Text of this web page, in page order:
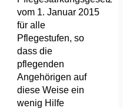
vom 1. Januar 2015
für alle
Pflegestufen, so
dass die
pflegenden
Angehörigen auf
diese Weise ein
wenig Hilfe